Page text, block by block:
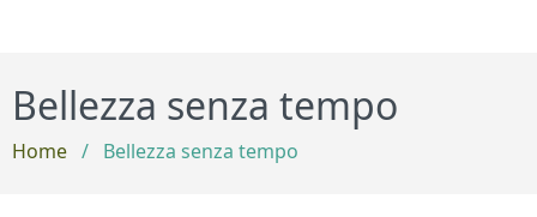
Bellezza senza tempo
Home / Bellezza senza tempo